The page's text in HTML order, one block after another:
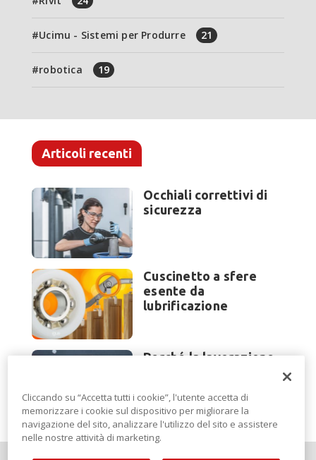
Ucimu - Sistemi per Produrre 21
robotica 19
Articoli recenti
Occhiali correttivi di
sicurezza
Cuscinetto a sfere
esente da
lubrificazione
Perché la lavorazione
EuroBLECH 2026?
Cliccando su “Accetta tutti i cookie”, l'utente accetta di
memorizzare i cookie sul dispositivo per migliorare la
navigazione del sito, analizzare l'utilizzo del sito e assistere
nelle nostre attività di marketing.